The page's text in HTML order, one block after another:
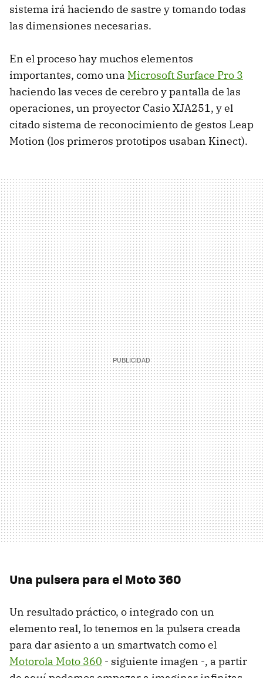
sistema irá haciendo de sastre y tomando todas
las dimensiones necesarias.
En el proceso hay muchos elementos
importantes, como una Microsoft Surface Pro 3
haciendo las veces de cerebro y pantalla de las
operaciones, un proyector Casio XJA251, y el
citado sistema de reconocimiento de gestos Leap
Motion (los primeros prototipos usaban Kinect).
Una pulsera para el Moto 360
Un resultado práctico, o integrado con un
elemento real, lo tenemos en la pulsera creada
para dar asiento a un smartwatch como el
Motorola Moto 360 - siguiente imagen -, a partir